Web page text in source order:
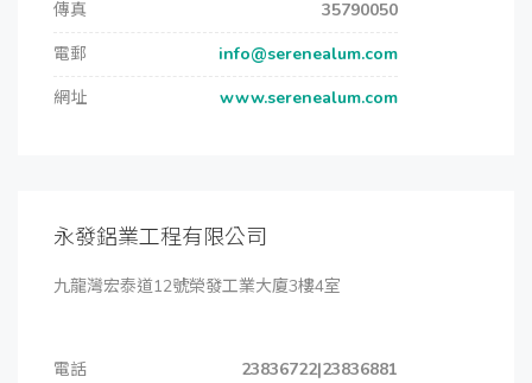
傳真
35790050
電郵
info@serenealum.com
網址
www.serenealum.com
永發鋁業工程有限公司
九龍灣宏泰道12號榮發工業大廈3樓4室
電話
23836722|23836881